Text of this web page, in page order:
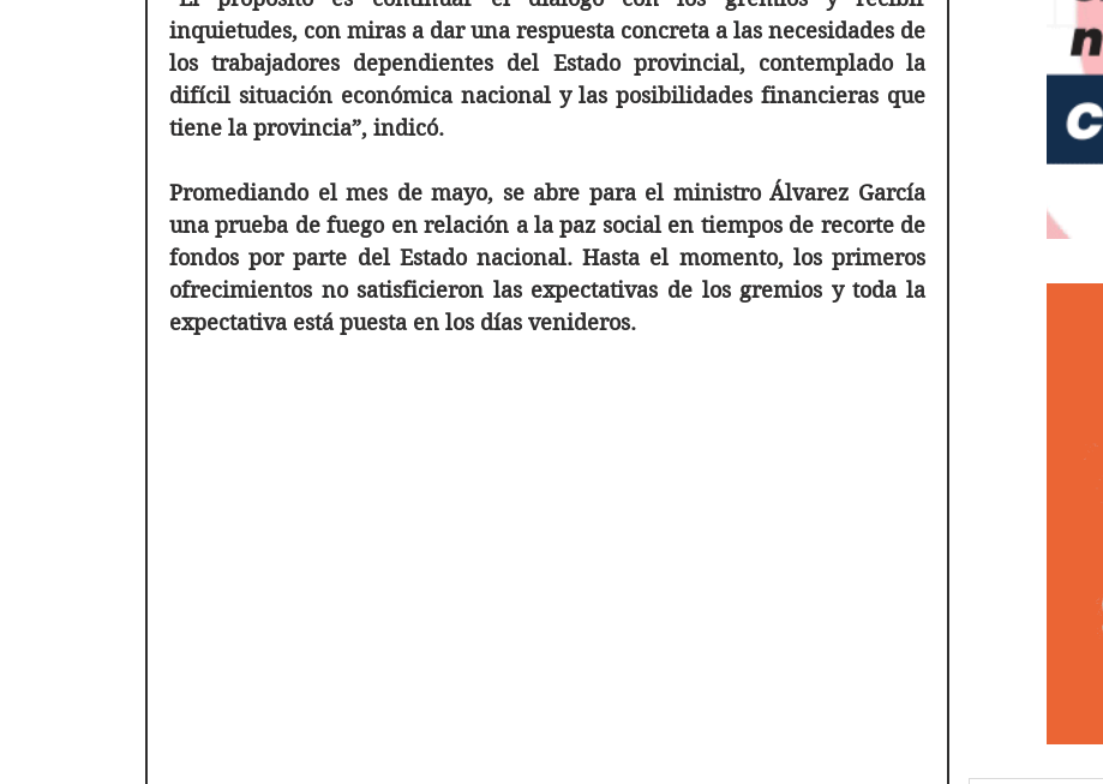
inquietudes, con miras a dar una respuesta concreta a las necesidades de
los trabajadores dependientes del Estado provincial, contemplado la
difícil situación económica nacional y las posibilidades financieras que
tiene la provincia”, indicó.
Promediando el mes de mayo, se abre para el ministro Álvarez García
una prueba de fuego en relación a la paz social en tiempos de recorte de
fondos por parte del Estado nacional. Hasta el momento, los primeros
ofrecimientos no satisficieron las expectativas de los gremios y toda la
expectativa está puesta en los días venideros.